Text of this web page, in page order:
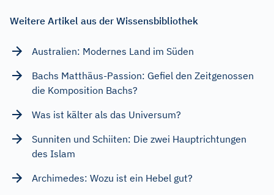
Weitere Artikel aus der Wissensbibliothek
Australien: Modernes Land im Süden
Bachs Matthäus-Passion: Gefiel den Zeitgenossen
die Komposition Bachs?
Was ist kälter als das Universum?
Sunniten und Schiiten: Die zwei Hauptrichtungen
des Islam
Archimedes: Wozu ist ein Hebel gut?